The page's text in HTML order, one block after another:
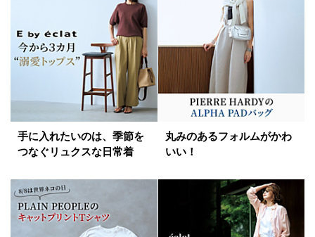
手に入れたいのは、季節を
つなぐリュクスな日常着
丸みのあるフォルムがかわ
いい！